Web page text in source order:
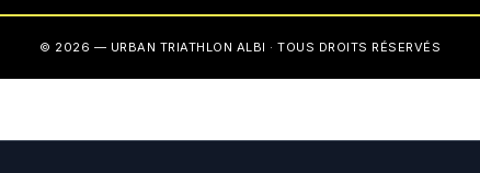
© 2026 — URBAN TRIATHLON ALBI · TOUS DROITS RÉSERVÉS